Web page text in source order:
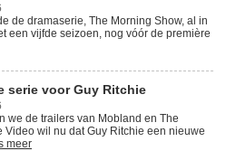
de dramaserie, The Morning Show, al in
een vijfde seizoen, nog vóór de première
serie voor Guy Ritchie
we de trailers van Mobland en The
Video wil nu dat Guy Ritchie een nieuwe
meer